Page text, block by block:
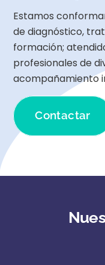
Estamos
de diagnóstico,
formación;
profesionales de
acompañamiento
Contactar